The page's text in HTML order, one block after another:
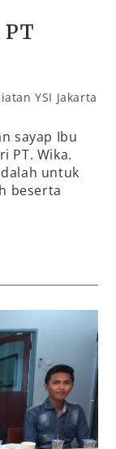
YSI Jakarta
sayap Ibu
PT. Wika.
untuk
beserta